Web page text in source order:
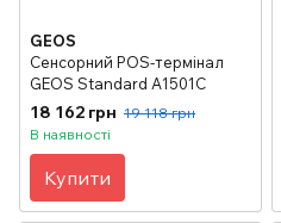
GEOS
Сенсорний POS-термінал
GEOS Standard A1501C
18 162 грн 19 118 грн
В наявності
Купити